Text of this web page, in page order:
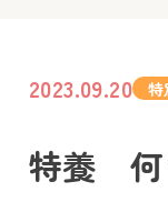
2023.09.20 特
特養 何